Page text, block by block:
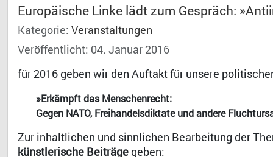
Europäische Linke lädt zum Gespräch:
Kategorie: Veranstaltungen
Veröffentlicht: 04. Januar 2016
für 2016 geben wir den Auftakt für unsere
»Erkämpft das Menschenrecht:
Gegen NATO, Freihandelsdiktate und andere
Zur inhaltlichen und sinnlichen Bearbeitung der
künstlerische Beiträge geben: